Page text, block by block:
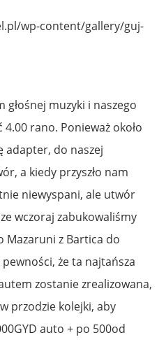
głośnej muzyki i naszego
rano. Ponieważ około
adapter, do naszej
a kiedy przyszło nam
niewyspani, ale utwór
wczoraj zabukowaliśmy
Mazaruni z Bartica do
że ta najtańsza
zostanie zrealizowana,
przodzie kolejki, aby
auto + po 500od